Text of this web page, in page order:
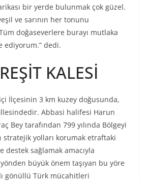
bir yerde bulunmak çok güzel.
ve sarının her tonunu
doğaseverlere burayı mutlaka
ediyorum.” dedi.
KALESİ
İlçesinin 3 km kuzey doğusunda,
Abbasi halifesi Harun
Bey tarafından 799 yılında Bölgeyi
stratejik yolları korumak etraftaki
destek sağlamak amacıyla
yönden büyük önem taşıyan bu yöre
gönüllü Türk mücahitleri